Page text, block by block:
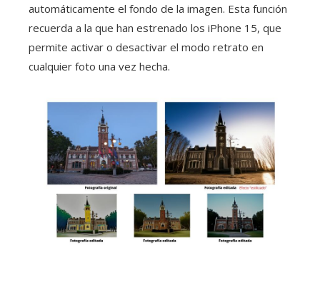
automáticamente el fondo de la imagen. Esta función
recuerda a la que han estrenado los iPhone 15, que
permite activar o desactivar el modo retrato en
cualquier foto una vez hecha.